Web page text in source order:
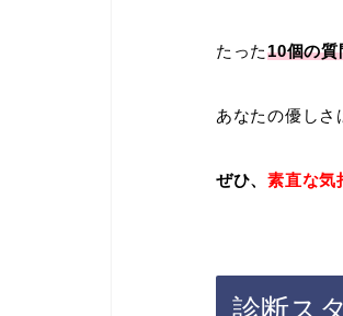
たった10個の質
あなたの優し
ぜひ、素直な気